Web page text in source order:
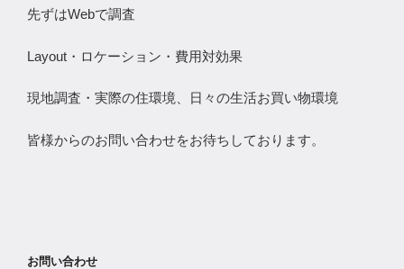
先ずはWebで調査
Layout・ロケーション・費用対効果
現地調査・実際の住環境、日々の生活お買い物環境
皆様からのお問い合わせをお待ちしております。
お問い合わせ